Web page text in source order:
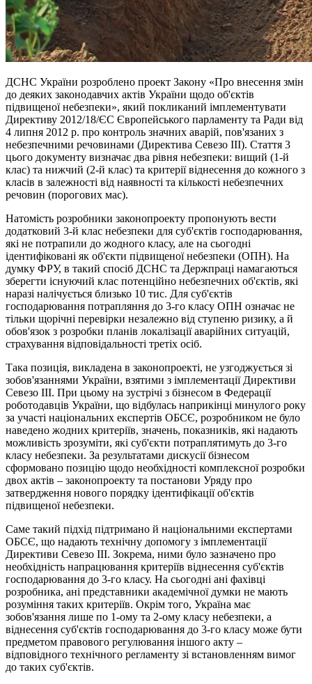
ДСНС України розроблено проект Закону «Про внесення змін
до деяких законодавчих актів України щодо об'єктів
підвищеної небезпеки», який покликаний імплементувати
Директиву 2012/18/ЄС Європейського парламенту та Ради від
4 липня 2012 р. про контроль значних аварій, пов'язаних з
небезпечними речовинами (Директива Cевезо ІІІ). Стаття 3
цього документу визначає два рівня небезпеки: вищий (1-й
клас) та нижчий (2-й клас) та критерії віднесення до кожного з
класів в залежності від наявності та кількості небезпечних
речовин (порогових мас).
Натомість розробники законопроекту пропонують вести
додатковий 3-й клас небезпеки для суб'єктів господарювання,
які не потрапили до жодного класу, але на сьогодні
ідентифіковані як об'єкти підвищеної небезпеки (ОПН). На
думку ФРУ, в такий спосіб ДСНС та Держпраці намагаються
зберегти існуючий клас потенційно небезпечних об'єктів, які
наразі налічується близько 10 тис. Для суб'єктів
господарювання потрапляння до 3-го класу ОПН означає не
тільки щорічні перевірки незалежно від ступеню ризику, а й
обов'язок з розробки планів локалізації аварійних ситуацій,
страхування відповідальності третіх осіб.
Така позиція, викладена в законопроекті, не узгоджується зі
зобов'язаннями України, взятими з імплементації Директиви
Севезо ІІІ. При цьому на зустрічі з бізнесом в Федерації
роботодавців України, що відбулась наприкінці минулого року
за участі національних експертів ОБСЄ, розробником не було
наведено жодних критеріїв, значень, показників, які надають
можливість зрозуміти, які суб'єкти потраплятимуть до 3-го
класу небезпеки. За результатами дискусії бізнесом
сформовано позицію щодо необхідності комплексної розробки
двох актів – законопроекту та постанови Уряду про
затвердження нового порядку ідентифікації об'єктів
підвищеної небезпеки.
Саме такий підхід підтримано й національними експертами
ОБСЄ, що надають технічну допомогу з імплементації
Директиви Севезо ІІІ. Зокрема, ними було зазначено про
необхідність напрацювання критеріїв віднесення суб'єктів
господарювання до 3-го класу. На сьогодні ані фахівці
розробника, ані представники академічної думки не мають
розуміння таких критеріїв. Окрім того, Україна має
зобов'язання лише по 1-ому та 2-ому класу небезпеки, а
віднесення суб'єктів господарювання до 3-го класу може бути
предметом правового регулювання іншого акту –
відповідного технічного регламенту зі встановленням вимог
до таких суб'єктів.